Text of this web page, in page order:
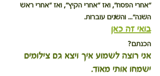
"אחרי הפסח", ואז "אחרי הקיץ", ואז "אחרי ראש
השנה"... והשנים עוברות.
בואי זה כאן
הכנתם?
אני רוצה לשמוע איך ויצא גם צילומים
ישמחו אותי מאוד.